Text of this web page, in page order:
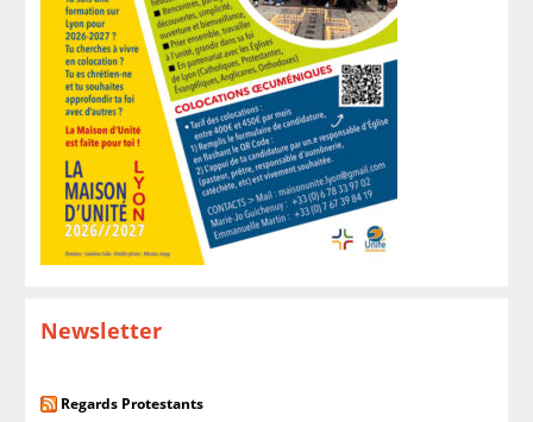
Newsletter
Regards Protestants